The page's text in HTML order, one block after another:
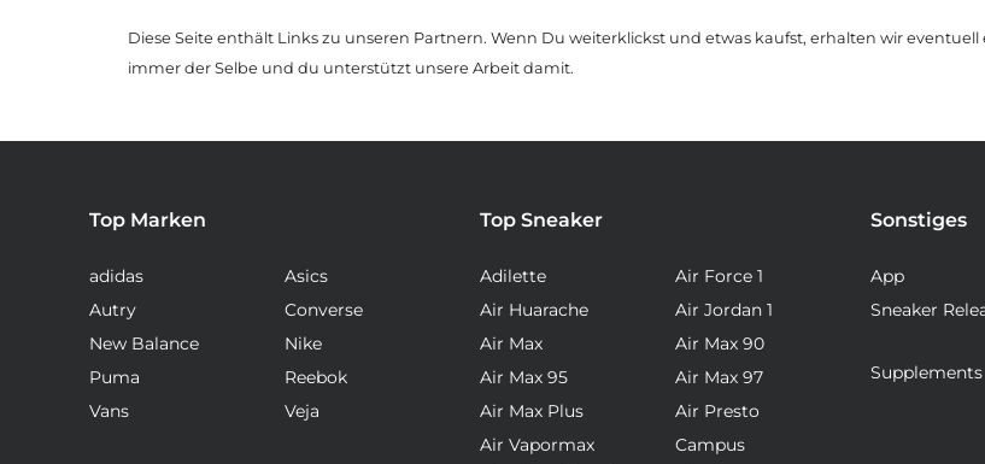
12
Diese Seite enthält Links zu unseren Partnern. Wenn Du weiterklickst und etwas kaufst, erhalten wir
immer der Selbe und du unterstützt unsere Arbeit damit.
Top Marken
adidas
Asics
Autry
Converse
New Balance
Nike
Puma
Reebok
Vans
Veja
Top Sneaker
Adilette
Air Force 1
Air Huarache
Air Jordan 1
Air Max
Air Max 90
Air Max 95
Air Max 97
Air Max Plus
Air Presto
Air Vapormax
Campus
Sonstiges
App
Sneaker
Supplements